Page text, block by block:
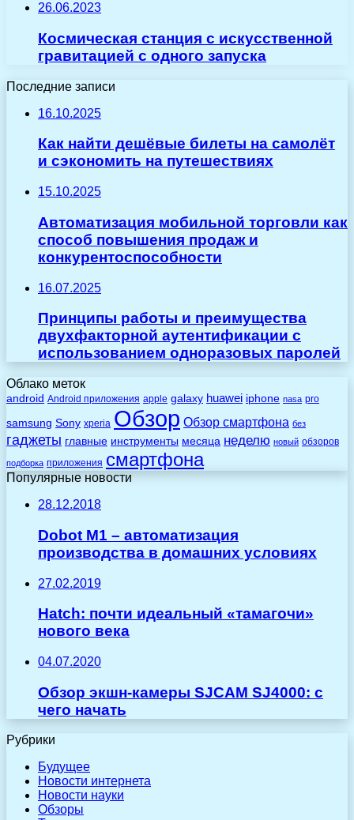
26.06.2023
Космическая станция с искусственной
гравитацией с одного запуска
Последние записи
16.10.2025
Как найти дешёвые билеты на самолёт
и сэкономить на путешествиях
15.10.2025
Автоматизация мобильной торговли как
способ повышения продаж и
конкурентоспособности
16.07.2025
Принципы работы и преимущества
двухфакторной аутентификации с
использованием одноразовых паролей
Облако меток
android Android приложения apple galaxy huawei iphone nasa pro
samsung Sony xperia Обзор Обзор смартфона без
гаджеты главные инструменты месяца неделю новый обзоров
подборка приложения смартфона
Популярные новости
28.12.2018
Dobot M1 – автоматизация
производства в домашних условиях
27.02.2019
Hatch: почти идеальный «тамагочи»
нового века
04.07.2020
Обзор экшн-камеры SJCAM SJ4000: с
чего начать
Рубрики
Будущее
Новости интернета
Новости науки
Обзоры